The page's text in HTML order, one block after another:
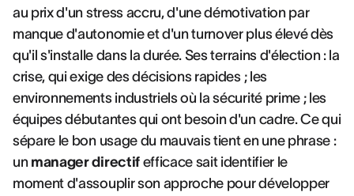
au prix d'un stress accru, d'une démotivation par
manque d'autonomie et d'un turnover plus élevé dès
qu'il s'installe dans la durée. Ses terrains d'élection : la
crise, qui exige des décisions rapides ; les
environnements industriels où la sécurité prime ; les
équipes débutantes qui ont besoin d'un cadre. Ce qui
sépare le bon usage du mauvais tient en une phrase :
un manager directifefficace sait identifier le
moment d'assouplir son approche pour développer